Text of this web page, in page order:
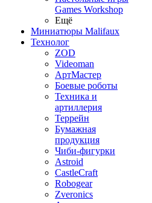
Games Workshop
Ещё
Миниатюры Malifaux
Технолог
ZOD
Videoman
АртМастер
Боевые роботы
Техника и
артиллерия
Террейн
Бумажная
продукция
Чиби-фигурки
Astroid
CastleCraft
Robogear
Zveronics